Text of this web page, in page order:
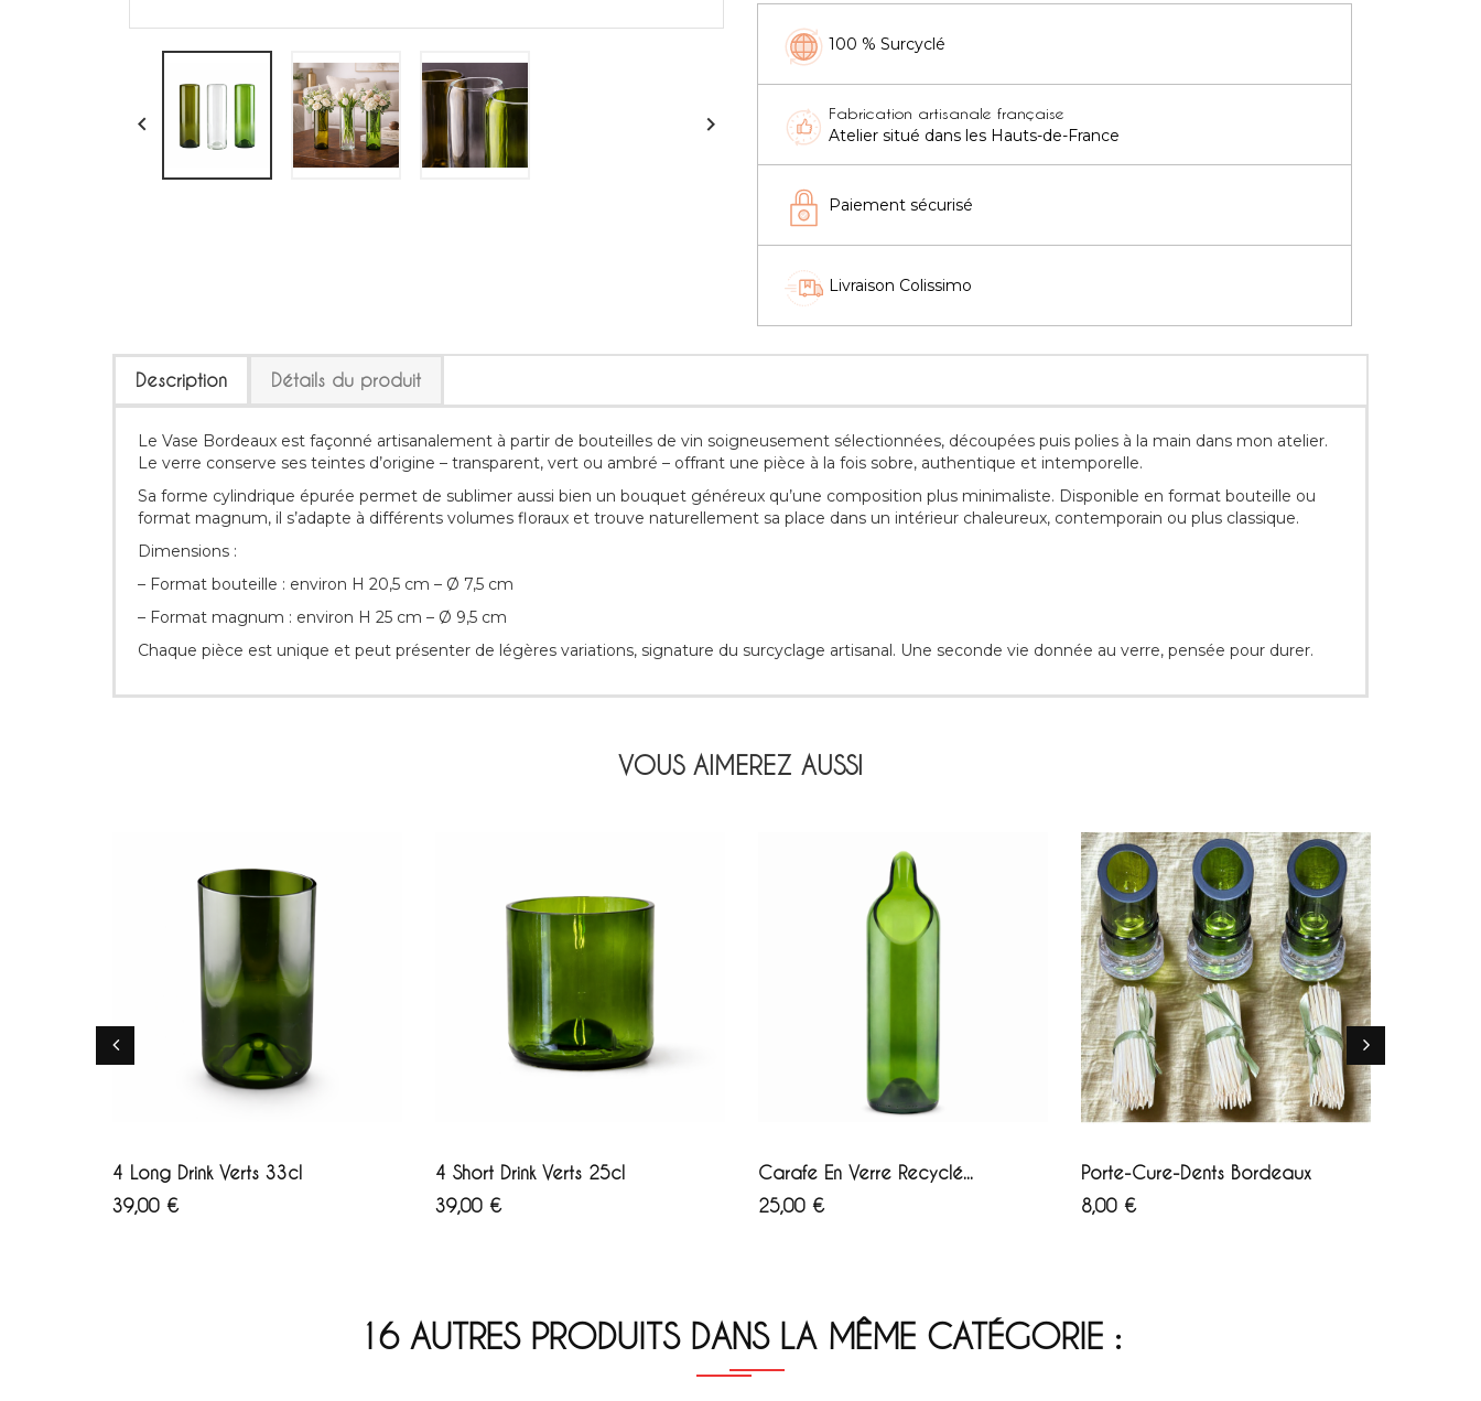
 
100 % Surcyclé
Fabrication artisanale française
Atelier situé dans les Hauts-de-France
Paiement sécurisé
Livraison Colissimo
Description Détails du produit
Le Vase Bordeaux est façonné artisanalement à partir de bouteilles de vin soigneusement sélectionnées, découpées puis polies à la main dans mon atelier.
Le verre conserve ses teintes d’origine – transparent, vert ou ambré – offrant une pièce à la fois sobre, authentique et intemporelle.
Sa forme cylindrique épurée permet de sublimer aussi bien un bouquet généreux qu’une composition plus minimaliste. Disponible en format bouteille ou
format magnum, il s’adapte à différents volumes floraux et trouve naturellement sa place dans un intérieur chaleureux, contemporain ou plus classique.
Dimensions :
– Format bouteille : environ H 20,5 cm – Ø 7,5 cm
– Format magnum : environ H 25 cm – Ø 9,5 cm
Chaque pièce est unique et peut présenter de légères variations, signature du surcyclage artisanal. Une seconde vie donnée au verre, pensée pour durer.
VOUS AIMEREZ AUSSI
4 Long Drink Verts 33cl
Prix
39,00 €
4 Short Drink Verts 25cl
Prix
39,00 €
Carafe En Verre Recyclé...
Prix
25,00 €
BlancVert
Porte-Cure-Dents Bordeaux
Prix
8,00 €
16 AUTRES PRODUITS DANS LA MÊME CATÉGORIE :